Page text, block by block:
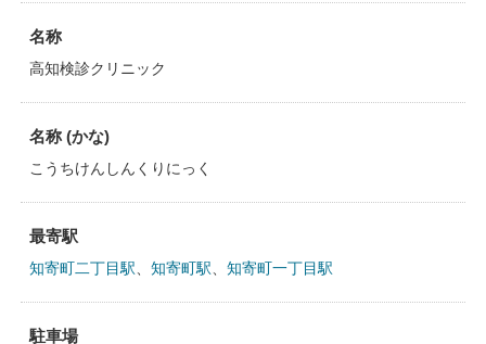
名称
高知検診クリニック
名称 (かな)
こうちけんしんくりにっく
最寄駅
知寄町二丁目駅 知寄町駅 知寄町一丁目駅
駐車場